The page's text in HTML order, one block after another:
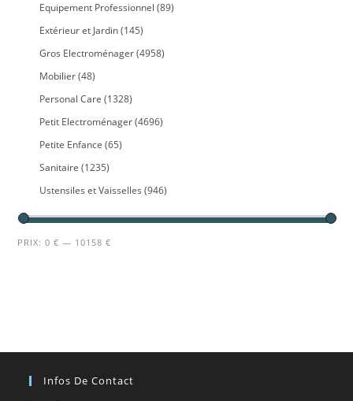
Equipement Professionnel (89)
Extérieur et Jardin (145)
Gros Electroménager (4958)
Mobilier (48)
Personal Care (1328)
Petit Electroménager (4696)
Petite Enfance (65)
Sanitaire (1235)
Ustensiles et Vaisselles (946)
PRIX:0 € — 10158 €
Infos De Contact